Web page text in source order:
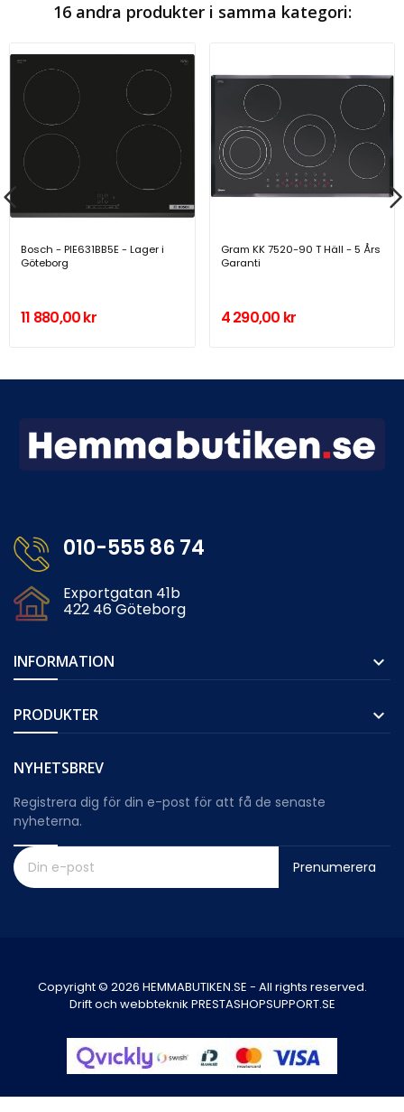
16 andra produkter i samma kategori:
Bosch - PIE631BB5E - Lager i
Göteborg
11 880,00 kr
Gram KK 7520-90 T Häll - 5 Års
Garanti
4 290,00 kr
010-555 86 74
Exportgatan 41b
422 46 Göteborg
INFORMATION 
PRODUKTER 
NYHETSBREV
Registrera dig för din e-post för att få de senaste
nyheterna.
Prenumerera
Copyright © 2026 HEMMABUTIKEN.SE - All rights reserved.
Drift och webbteknik PRESTASHOPSUPPORT.SE